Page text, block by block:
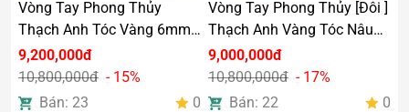
Vòng Tay Phong Thủy
Thạch Anh Tóc Vàng 6mm
Charm Vàng
9,200,000đ
10,800,000đ - 15%
Bán: 23
0
Vòng Tay Phong Thủy [Đôi ]
Thạch Anh Vàng Tóc Nâu
5,5mm Hồ Ly Mix Cỏ 4 Lá
9,000,000đ
10,800,000đ - 17%
Bán: 22
0